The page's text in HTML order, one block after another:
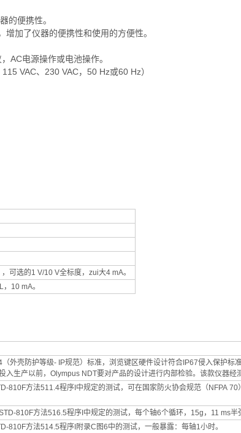
的便携性。
增加了仪器的便携性和使用的方便性。
AC电源操作或电池操作。
VAC、230 VAC，50 Hz或60 Hz）
可选的1 V/10 V全标度，zui大4 mA。
，10 mA。
外壳防护等级- IP规范）标准，浏览键区硬件设计符合IP67侵入保护标
入生产以前，Olympus NDT要对产品的设计进行内部检验。该款仪器经
810F方法511.4程序I中规定的测试，可在国家防火协会规范（NFPA
810F方法516.5程序I中规定的测试，每个轴6个循环，15g，11 ms半
810F方法514.5程序I附录C图6中的测试，一般暴露：每轴1小时。